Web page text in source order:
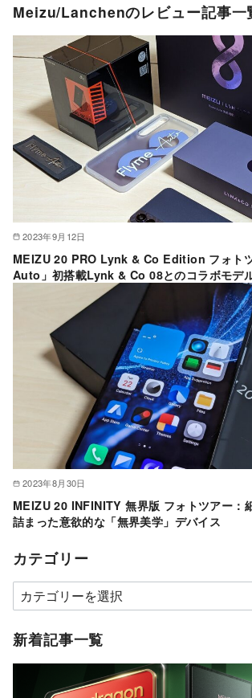
Meizu/Lanchenのレビュー記事一
2023年9月12日
MEIZU 20 PRO Lynk & Co Edition フォト
Auto」初搭載Lynk & Co 08とのコラボモデ
2023年8月30日
MEIZU 20 INFINITY 無界版 フォトツアー：
詰まった意欲的な「無界美学」デバイス
カテゴリー
カ
テ
ゴ
新着記事一覧